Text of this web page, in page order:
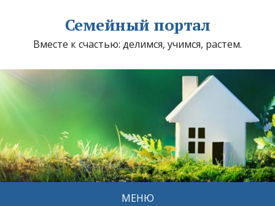
Семейный портал
Вместе к счастью: делимся, учимся, растем.
МЕНЮ